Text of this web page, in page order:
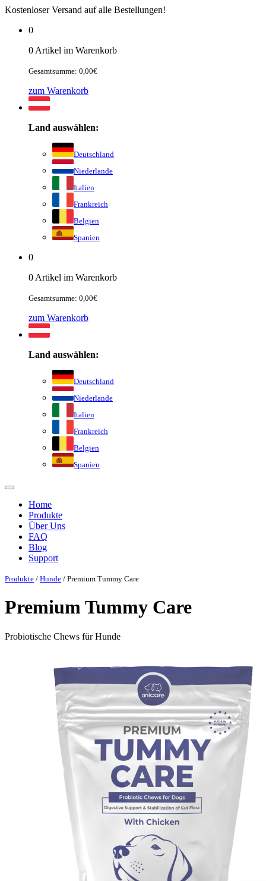
Kostenloser Versand auf alle Bestellungen!
0
0 Artikel im Warenkorb
Gesamtsumme: 0,00€
zum Warenkorb
Land auswählen:
Deutschland
Niederlande
Italien
Frankreich
Belgien
Spanien
0
0 Artikel im Warenkorb
Gesamtsumme: 0,00€
zum Warenkorb
Land auswählen:
Deutschland
Niederlande
Italien
Frankreich
Belgien
Spanien
Home
Produkte
Über Uns
FAQ
Blog
Support
Produkte / Hunde / Premium Tummy Care
Premium Tummy Care
Probiotische Chews für Hunde